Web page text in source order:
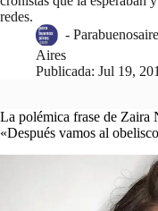
redes.
-
Aires
Publicada: Jul 19,
La polémica frase de Zaira
«Después vamos al